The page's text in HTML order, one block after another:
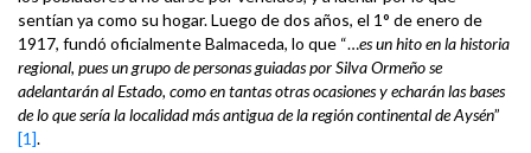
sentían ya como su hogar. Luego de dos años, el 1° de enero de
1917, fundó oficialmente Balmaceda, lo que “…es un hito en la historia
regional, pues un grupo de personas guiadas por Silva Ormeño se
adelantarán al Estado, como en tantas otras ocasiones y echarán las bases
de lo que sería la localidad más antigua de la región continental de Aysén”
[1].